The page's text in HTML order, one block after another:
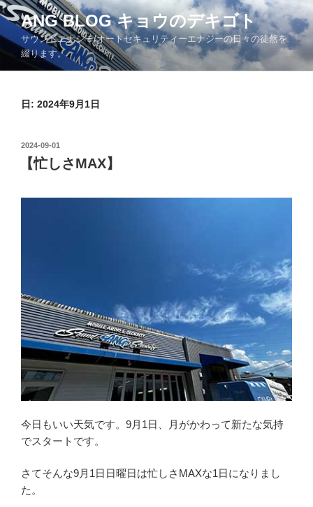
コ
ン
テ
ツ
ANG BLOG キョウのデキゴト
サウンドエナジー/オートセキュリティーエナジーの日々の徒然を
綴ります。
日: 2024年9月1日
投
稿
日:
2024-09-01
【忙しさMAX】
今日もいい天気です。9月1日、月がかわって新たな気持
でスタートです。
さてそんな9月1日日曜日は忙しさMAXな1日になりまし
た。